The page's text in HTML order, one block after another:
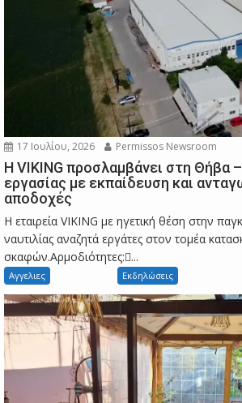
17 Ιουλίου, 2026 Permissos Newsroom
Η VIKING προσλαμβάνει στη Θήβα
εργασίας με εκπαίδευση και
αποδοχές
Η εταιρεία VIKING με ηγετική θέση στην
ναυτιλίας αναζητά εργάτες στον τομέα
σκαφών.Αρμοδιότητες:...
Αγγελιες Εκδηλώσεις